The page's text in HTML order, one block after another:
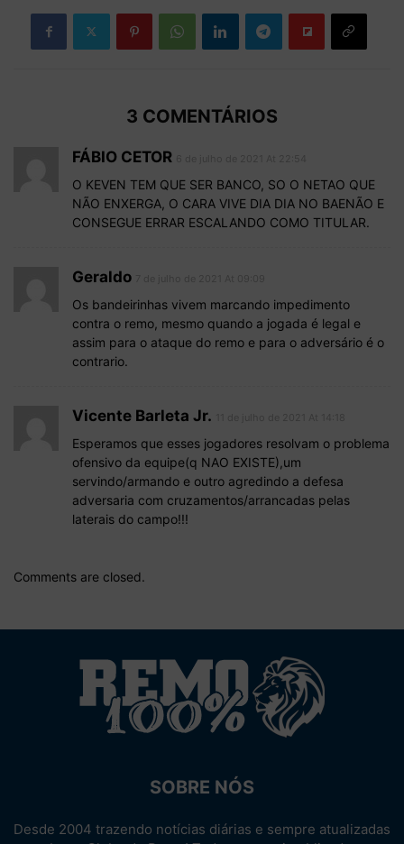
3 COMENTÁRIOS
FÁBIO CETOR
O KEVEN TEM QUE SER BANCO, SO O NETAO QUE
NÃO ENXERGA, O CARA VIVE DIA DIA NO BAENÃO E
CONSEGUE ERRAR ESCALANDO COMO TITULAR.
Geraldo
Os bandeirinhas vivem marcando impedimento
contra o remo, mesmo quando a jogada é legal e
assim para o ataque do remo e para o adversário é o
contrario.
Vicente Barleta Jr.
Esperamos que esses jogadores resolvam o problema
ofensivo da equipe(q NAO EXISTE),um
servindo/armando e outro agredindo a defesa
adversaria com cruzamentos/arrancadas pelas
laterais do campo!!!
Comments are closed.
SOBRE NÓS
Desde 2004 trazendo notícias diárias e sempre atualizadas